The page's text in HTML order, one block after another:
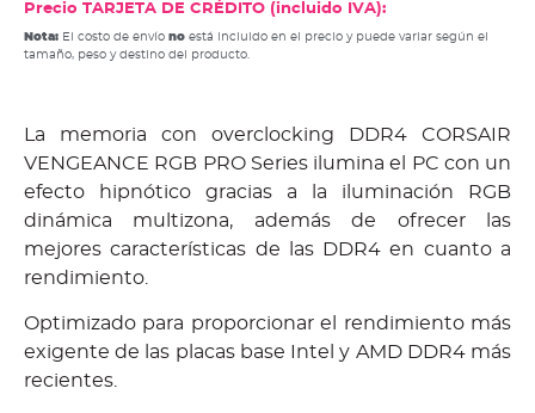
Precio TARJETA DE CRÉDITO (incluido IVA):
Nota: El costo de envío no está incluido en el precio y puede variar según el
tamaño, peso y destino del producto.
La memoria con overclocking DDR4 CORSAIR
VENGEANCE RGB PRO Series ilumina el PC con un
efecto hipnótico gracias a la iluminación RGB
dinámica multizona, además de ofrecer las
mejores características de las DDR4 en cuanto a
rendimiento.
Optimizado para proporcionar el rendimiento más
exigente de las placas base Intel y AMD DDR4 más
recientes.